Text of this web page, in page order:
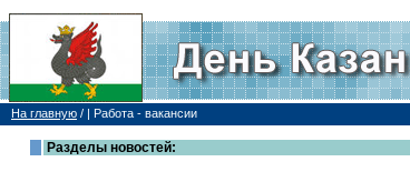
На главную / | Работа - вакансии
Разделы новостей: